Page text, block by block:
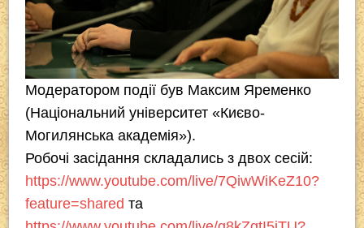
Модератором події був Максим Яременко
(Національний університет «Києво-
Могилянська академія»).
Робочі засідання складались з двох сесій:
https://www.youtube.com/live/7QiwWiKeZ10?
feature=shared та